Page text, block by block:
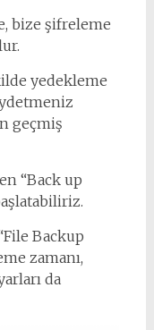
bize şifreleme
yedekleme
geçmiş
“Back up
Backup
zamanı,
da